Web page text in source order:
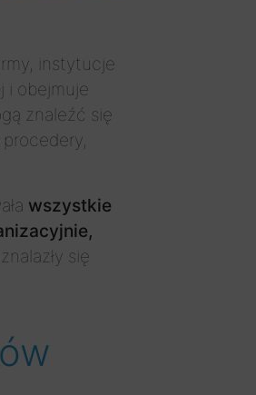
instytucje
i obejmuje
znaleźć się
wszystkie
się